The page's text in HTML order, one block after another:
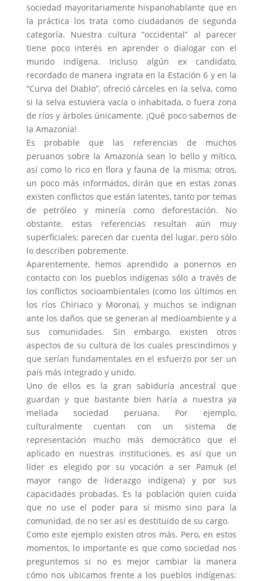
sociedad mayoritariamente hispanohablante que en
la práctica los trata como ciudadanos de segunda
categoría. Nuestra cultura “occidental” al parecer
tiene poco interés en aprender o dialogar con el
mundo indígena. Incluso algún ex candidato,
recordado de manera ingrata en la Estación 6 y en la
“Curva del Diablo”, ofreció cárceles en la selva, como
si la selva estuviera vacía o inhabitada, o fuera zona
de ríos y árboles únicamente. ¡Qué poco sabemos de
la Amazonía!
Es probable que las referencias de muchos
peruanos sobre la Amazonía sean lo bello y mítico,
así como lo rico en flora y fauna de la misma; otros,
un poco más informados, dirán que en estas zonas
existen conflictos que están latentes, tanto por temas
de petróleo y minería como deforestación. No
obstante, estas referencias resultan aún muy
superficiales; parecen dar cuenta del lugar, pero sólo
lo describen pobremente.
Aparentemente, hemos aprendido a ponernos en
contacto con los pueblos indígenas sólo a través de
los conflictos socioambientales (como los últimos en
los ríos Chiriaco y Morona), y muchos se indignan
ante los daños que se generan al medioambiente y a
sus comunidades. Sin embargo, existen otros
aspectos de su cultura de los cuales prescindimos y
que serían fundamentales en el esfuerzo por ser un
país más integrado y unido.
Uno de ellos es la gran sabiduría ancestral que
guardan y que bastante bien haría a nuestra ya
mellada sociedad peruana. Por ejemplo,
culturalmente cuentan con un sistema de
representación mucho más democrático que el
aplicado en nuestras instituciones, es así que un
líder es elegido por su vocación a ser Pamuk (el
mayor rango de liderazgo indígena) y por sus
capacidades probadas. Es la población quien cuida
que no use el poder para sí mismo sino para la
comunidad, de no ser así es destituido de su cargo.
Como este ejemplo existen otros más. Pero, en estos
momentos, lo importante es que como sociedad nos
preguntemos si no es mejor cambiar la manera
cómo nos ubicamos frente a los pueblos indígenas: